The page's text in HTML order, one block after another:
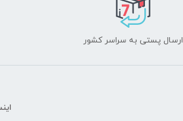
ارسال پستی به سراسر کشور